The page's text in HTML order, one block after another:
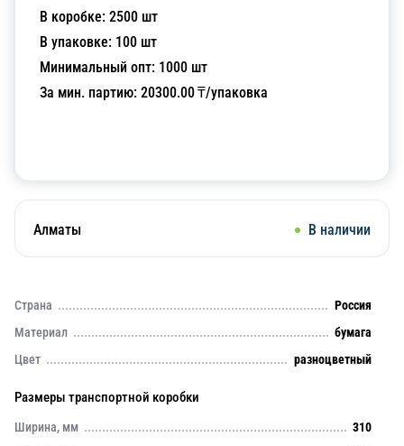
В коробке: 2500 шт
В упаковке: 100 шт
Минимальный опт: 1000 шт
За мин. партию: 20300.00₸/упаковка
Алматы В наличии
Страна
Россия
Материал
бумага
Цвет
разноцветный
Размеры транспортной коробки
Ширина, мм
310